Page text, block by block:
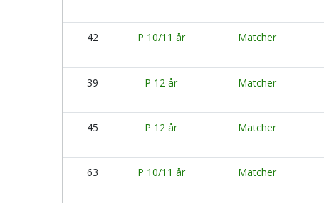
42 P 10/11 år Matcher
39 P 12 år Matcher
45 P 12 år Matcher
63 P 10/11 år Matcher